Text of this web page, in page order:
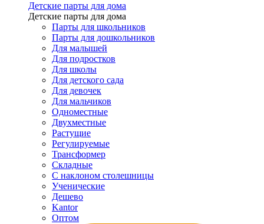
Детские парты для дома
Детские парты для дома
Парты для школьников
Парты для дошкольников
Для малышей
Для подростков
Для школы
Для детского сада
Для девочек
Для мальчиков
Одноместные
Двухместные
Растущие
Регулируемые
Трансформер
Складные
С наклоном столешницы
Ученические
Дешево
Kantor
Оптом